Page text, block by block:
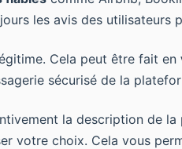
les avis des utilisateurs
Cela peut être fait en
sécurisé de la
la description de
votre choix. Cela vous